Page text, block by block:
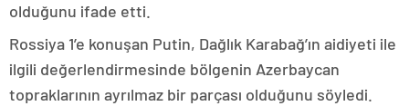
olduğunu ifade etti.
Rossiya 1’e konuşan Putin, Dağlık Karabağ’ın aidiyeti ile
ilgili değerlendirmesinde bölgenin Azerbaycan
topraklarının ayrılmaz bir parçası olduğunu söyledi.